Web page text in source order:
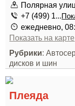
Полярная
+7 (499) 1...
ежедневно,
Показать на карте
Рубрики:
дисков и шин
Плеяда